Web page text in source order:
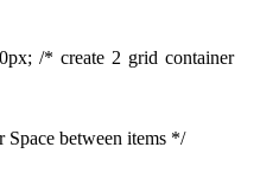
/* create 2 grid container
between items */